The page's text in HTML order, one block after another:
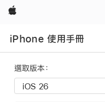
Apple
iPhone 使用手冊
選取版本：